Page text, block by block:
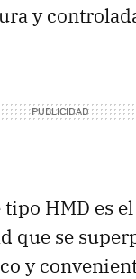
y
tipo HMD es
que se
y